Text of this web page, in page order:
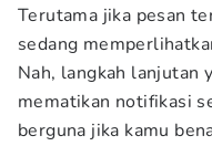
Terutama jika pesan
sedang
Nah, langkah lanjutan
mematikan notifikasi
berguna jika kamu